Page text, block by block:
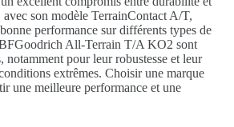
son modèle TerrainContact A/T,
performance sur différents types de
All-Terrain T/A KO2 sont
notamment pour leur robustesse et leur
extrêmes. Choisir une marque
une meilleure performance et une